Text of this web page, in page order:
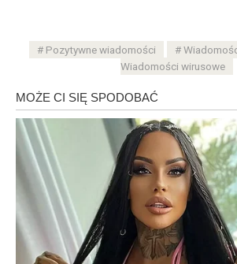
Pozytywne wiadomości
Wiadomości wirusowe